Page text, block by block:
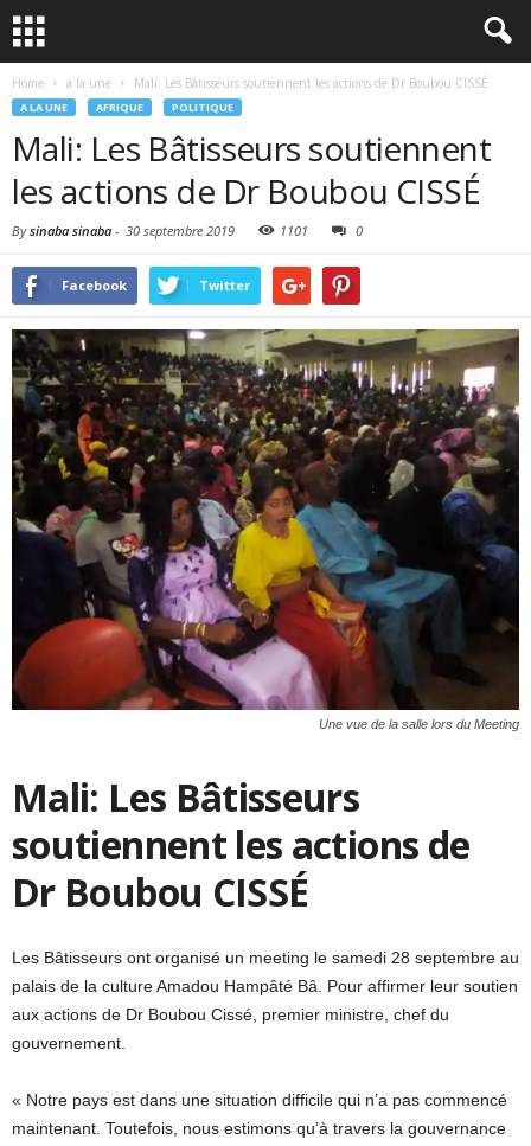
Home a la une Mali: Les Bâtisseurs soutiennent les actions de Dr Boubou CISSÉ
A LA UNE AFRIQUE POLITIQUE
Mali: Les Bâtisseurs soutiennent
les actions de Dr Boubou CISSÉ
Bysinaba sinaba - 30 septembre 2019 1101 0
Facebook Twitter
Une vue de la salle lors du Meeting
Mali: Les Bâtisseurs
soutiennent les actions de
Dr Boubou CISSÉ
Les Bâtisseurs ont organisé un meeting le samedi 28 septembre au
palais de la culture Amadou Hampâté Bâ. Pour affirmer leur soutien
aux actions de Dr Boubou Cissé, premier ministre, chef du
gouvernement.
« Notre pays est dans une situation difficile qui n’a pas commencé
maintenant. Toutefois, nous estimons qu’à travers la gouvernance